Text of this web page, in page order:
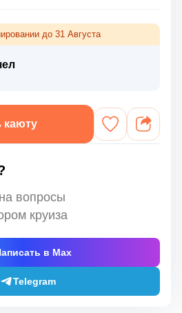
до 31 Августа
каюту
вопросы
круиза
в Max
Telegram